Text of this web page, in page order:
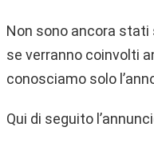
Non sono ancora
se verranno coinvolti
conosciamo solo
Qui di seguito